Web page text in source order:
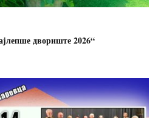
двориште 2026“